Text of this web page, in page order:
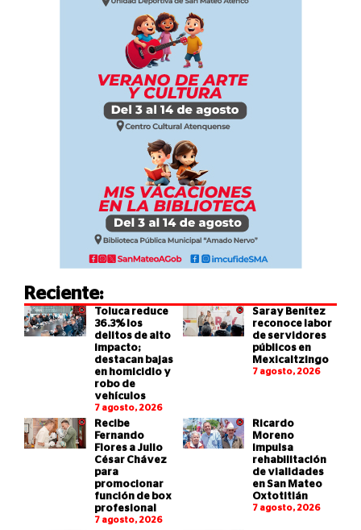
Reciente:
Toluca reduce
36.3% los
delitos de alto
impacto;
destacan bajas
en homicidio y
robo de
vehículos
7 agosto, 2026
Saray Benítez
reconoce labor
de servidores
públicos en
Mexicaltzingo
7 agosto, 2026
Recibe
Fernando
Flores a Julio
César Chávez
para
promocionar
función de box
profesional
7 agosto, 2026
Ricardo
Moreno
impulsa
rehabilitación
de vialidades
en San Mateo
Oxtotitlán
7 agosto, 2026